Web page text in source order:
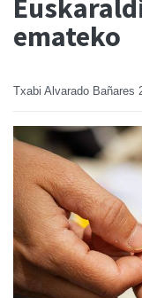
emateko
Txabi Alvarado Bañares